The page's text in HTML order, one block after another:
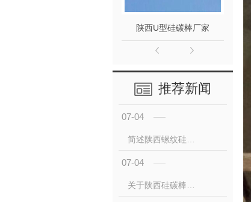
陕西U型硅碳棒厂家
推荐新闻
07-04
简述陕西螺纹硅碳棒的主要特点
07-04